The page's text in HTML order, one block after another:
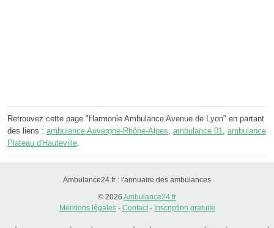
Retrouvez cette page "Harmonie Ambulance Avenue de Lyon" en partant
des liens : ambulance Auvergne-Rhône-Alpes ambulance 01
ambulance
Plateau d'Hauteville
Ambulance24.fr : l'annuaire des ambulances
© 2026 Ambulance24.fr
Mentions légales- Contact- Inscription gratuite